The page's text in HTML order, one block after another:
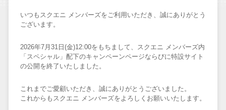
いつもスクエニ メンバーズをご利用いただき、誠にありがとう
ございます。
2026年7月31日(金)12:00をもちまして、スクエニ メンバーズ内
「スペシャル」配下のキャンペーンページならびに特設サイト
の公開を終了いたしました。
これまでご愛顧いただき、誠にありがとうございました。
これからもスクエニ メンバーズをよろしくお願いいたします。